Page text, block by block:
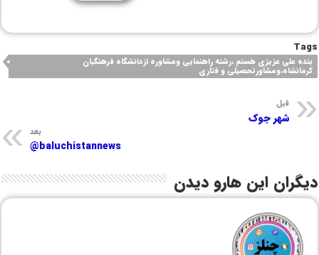
Tags
بنده علی عزیزی هستم ،رشته راهنمایی ومشاوره ازدانشگاه فرهنگیان
کرمانشاه،ومشاورتحصیلی و فتاری
قبل
شهر جوک
بعد
baluchistannews@
دیگران این هارو دیدن